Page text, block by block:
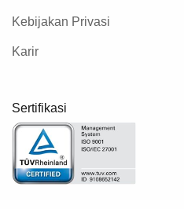
Kebijakan Privasi
Karir
Sertifikasi